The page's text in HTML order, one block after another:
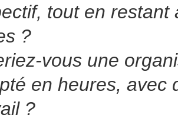
tout en restant
?
vous une
en heures, avec
?